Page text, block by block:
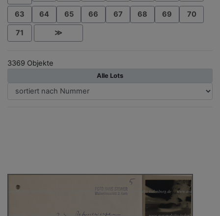
63 64 65 66 67 68 69 70
71 ≫
3369 Objekte
Alle Lots